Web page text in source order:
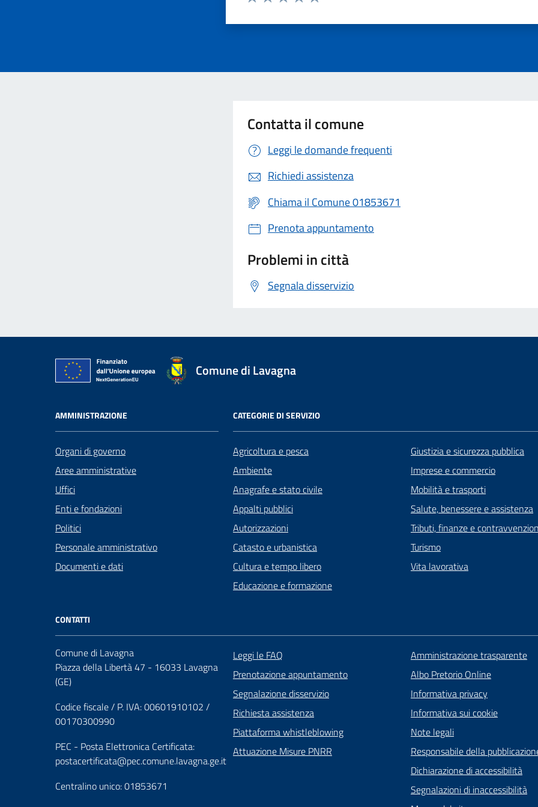
Contatta il comune
Leggi le domande frequenti
Richiedi assistenza
Chiama il Comune 01853671
Prenota appuntamento
Problemi in città
Segnala disservizio
Comune di Lavagna
AMMINISTRAZIONE
Organi di governo
Aree amministrative
Uffici
Enti e fondazioni
Politici
Personale amministrativo
Documenti e dati
CATEGORIE DI SERVIZIO
Agricoltura e pesca
Ambiente
Anagrafe e stato civile
Appalti pubblici
Autorizzazioni
Catasto e urbanistica
Cultura e tempo libero
Educazione e formazione
Giustizia e sicurezza pubblica
Imprese e commercio
Mobilità e trasporti
Salute, benessere e assistenza
Tributi, finanze e
Turismo
Vita lavorativa
CONTATTI
Comune di Lavagna
Piazza della Libertà 47 - 16033 Lavagna
(GE)
Codice fiscale / P. IVA: 00601910102 /
00170300990
PEC - Posta Elettronica Certificata:
postacertificata@pec.comune.lavagna.ge.it
Centralino unico: 01853671
Leggi le FAQ
Prenotazione appuntamento
Segnalazione disservizio
Richiesta assistenza
Piattaforma whistleblowing
Attuazione Misure PNRR
Amministrazione trasparente
Albo Pretorio Online
Informativa privacy
Informativa sui cookie
Note legali
Responsabile della
Dichiarazione di accessibilità
Segnalazioni di inaccessibilità